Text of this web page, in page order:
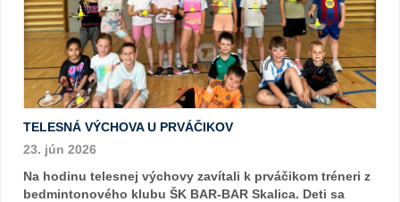
TELESNÁ VÝCHOVA U PRVÁČIKOV
23. jún 2026
Na hodinu telesnej výchovy zavítali k prváčikom tréneri z
bedmintonového klubu ŠK BAR-BAR Skalica. Deti sa